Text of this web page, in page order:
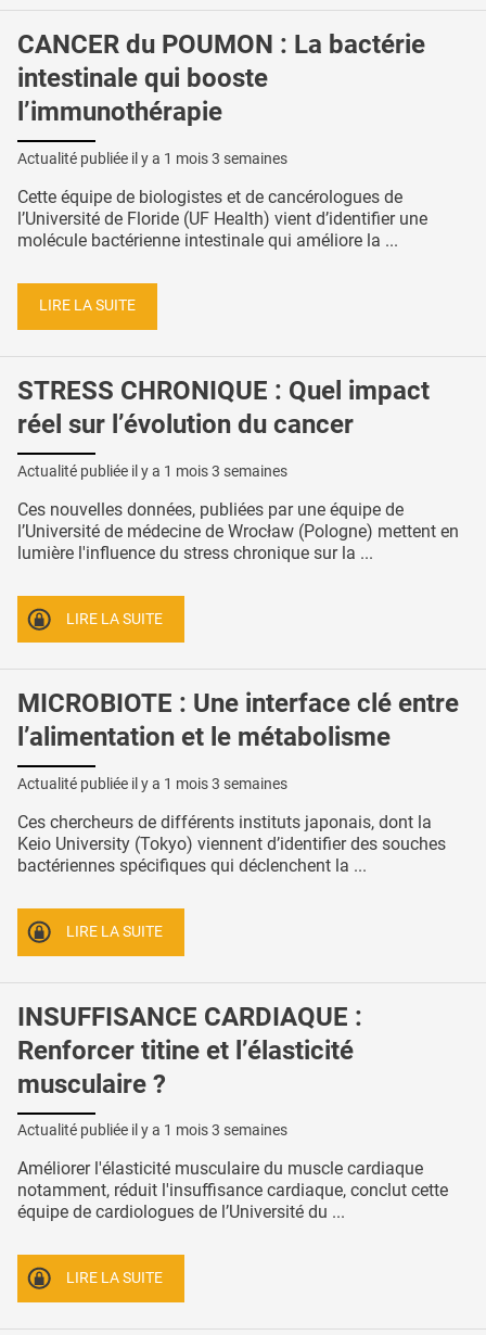
CANCER du POUMON : La bactérie
intestinale qui booste
l’immunothérapie
Actualité publiée il y a 1 mois 3 semaines
Cette équipe de biologistes et de cancérologues de
l’Université de Floride (UF Health) vient d’identifier une
molécule bactérienne intestinale qui améliore la ...
LIRE LA SUITE
STRESS CHRONIQUE : Quel impact
réel sur l’évolution du cancer
Actualité publiée il y a 1 mois 3 semaines
Ces nouvelles données, publiées par une équipe de
l’Université de médecine de Wrocław (Pologne) mettent en
lumière l'influence du stress chronique sur la ...
LIRE LA SUITE
MICROBIOTE : Une interface clé entre
l’alimentation et le métabolisme
Actualité publiée il y a 1 mois 3 semaines
Ces chercheurs de différents instituts japonais, dont la
Keio University (Tokyo) viennent d’identifier des souches
bactériennes spécifiques qui déclenchent la ...
LIRE LA SUITE
INSUFFISANCE CARDIAQUE :
Renforcer titine et l’élasticité
musculaire ?
Actualité publiée il y a 1 mois 3 semaines
Améliorer l'élasticité musculaire du muscle cardiaque
notamment, réduit l'insuffisance cardiaque, conclut cette
équipe de cardiologues de l’Université du ...
LIRE LA SUITE